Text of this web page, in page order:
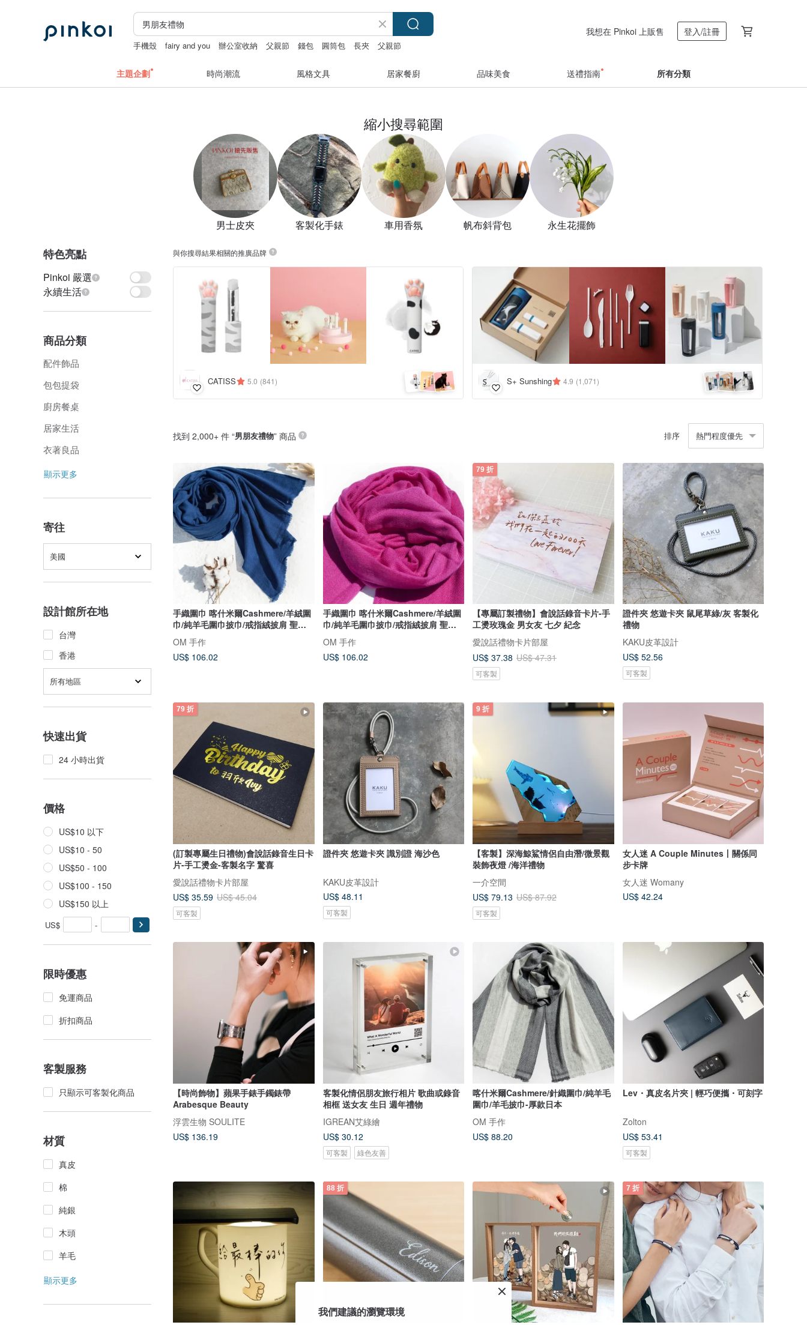
手機殼 fairy and you 辦公室收納 父親節 錢包 圓筒包 長夾 父親節
我想在 Pinkoi 上販售 登入/註冊
主題企劃 時尚潮流 風格文具 居家餐廚 品味美食 送禮指南 所有分類
縮小搜尋範圍
男士皮夾 客製化手錶 車用香氛 帆布斜背包 永生花擺飾
特色亮點
Pinkoi 嚴選
永續生活
商品分類
配件飾品
包包提袋
廚房餐桌
居家生活
衣著良品
顯示更多
寄往
美國
設計館所在地
台灣
香港
所有地區
快速出貨
24 小時出貨
價格
US$10 以下
US$10 - 50
US$50 - 100
US$100 - 150
US$150 以上
US$ -
限時優惠
免運商品
折扣商品
客製服務
只顯示可客製化商品
材質
真皮
棉
純銀
木頭
羊毛
顯示更多
與你搜尋結果相關的推廣品牌
CATISS 5.0 (841) S+ Sunshing 4.9 (1,071)
找到 2,000+ 件 “男朋友禮物” 商品 排序 熱門程度優先
手織圍巾 喀什米爾Cashmere/羊絨圍
巾/純羊毛圍巾披巾/戒指絨披肩 聖誕
節禮物 交換禮物 母親節 父親節-魔幻
藍色
OM 手作
US$ 106.02
手織圍巾 喀什米爾Cashmere/羊絨圍
巾/純羊毛圍巾披巾/戒指絨披肩 聖誕
節禮物 交換禮物 母親節 父親節-熱情
桃紅
OM 手作
US$ 106.02
79 折
【專屬訂製禮物】會說話錄音卡片-手
工燙玫瑰金 男女友 七夕 紀念
愛說話禮物卡片部屋
US$ 37.38 US$ 47.31
可客製
證件夾 悠遊卡夾 鼠尾草綠/灰 客製化
禮物
KAKU皮革設計
US$ 52.56
可客製
79 折
(訂製專屬生日禮物)會說話錄音生日卡
片-手工燙金-客製名字 驚喜
愛說話禮物卡片部屋
US$ 35.59 US$ 45.04
可客製
證件夾 悠遊卡夾 識別證 海沙色
KAKU皮革設計
US$ 48.11
可客製
9 折
【客製】深海鯨鯊情侶自由潛/微景觀
裝飾夜燈 /海洋禮物
一介空間
US$ 79.13 US$ 87.92
可客製
女人迷 A Couple Minutes丨關係同
步卡牌
女人迷 Womany
US$ 42.24
【時尚飾物】蘋果手錶手鐲錶帶
Arabesque Beauty
浮雲生物 SOULITE
US$ 136.19
客製化情侶朋友旅行相片 歌曲或錄音
相框 送女友 生日 週年禮物
IGREAN艾綠繪
US$ 30.12
可客製 綠色友善
喀什米爾Cashmere/針織圍巾/純羊毛
圍巾/羊毛披巾-厚款日本
OM 手作
US$ 88.20
Lev・真皮名片夾 | 輕巧便攜・可刻字
Zolton
US$ 53.41
可客製
88 折 7 折
我們建議的瀏覽環境